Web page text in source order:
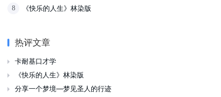
8 《快乐的人生》林染版
热评文章
 卡耐基口才学
 《快乐的人生》林染版
 分享一个梦境—梦见圣人的行迹